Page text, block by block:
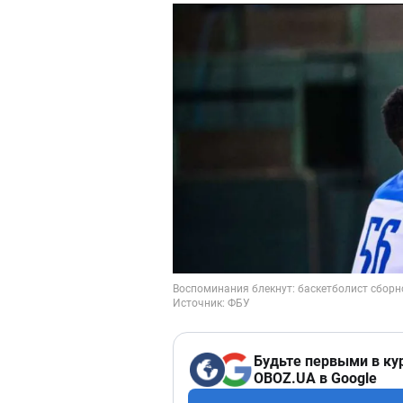
Будьте первыми в
OBOZ.UA в Google